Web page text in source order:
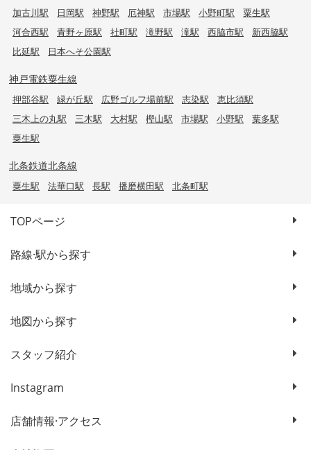
加古川駅 日岡駅 神野駅 厄神駅 市場駅 小野町駅
粟生駅
河合西駅
青野ヶ原駅 社町駅 滝野駅 滝駅 西脇市駅
新西脇駅
比延駅
日本へそ公園駅
神戸電鉄粟生線
押部谷駅 緑が丘駅 広野ゴルフ場前駅 志染駅
恵比須駅
三木上の丸駅
三木駅 大村駅 樫山駅 市場駅 小野駅
葉多駅
粟生駅
北条鉄道北条線
粟生駅 法華口駅 長駅 播磨横田駅 北条町駅
TOPページ
路線·駅から探す
地域から探す
地図から探す
スタッフ紹介
Instagram
店舗情報·アクセス